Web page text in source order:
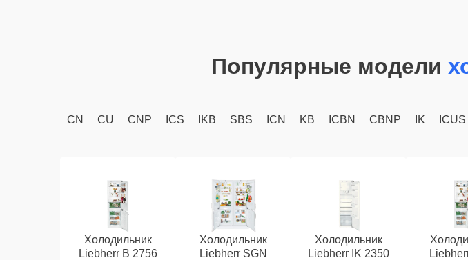
Популярные модели
CN CU CNP ICS IKB SBS ICN KB ICBN CBNP IK ICUS
Холодильник
Liebherr B 2756
Холодильник
Liebherr SGN
Холодильник
Liebherr IK 2350